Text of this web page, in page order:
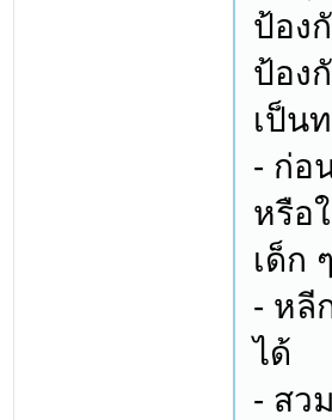
ป้อง
ป้อง
เป็น
- ก่อ
หรือ
เด็ก
- หลี
ได้
- สว